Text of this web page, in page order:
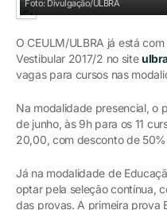
Foto: Divulgação/ULBRA
O CEULM/ULBRA já está
Vestibular 2017/2 no site
vagas para cursos nas
Na modalidade presencial, o
de junho, às 9h para os 11
20,00, com desconto de
Já na modalidade de
optar pela seleção contínua,
das provas. A primeira prova